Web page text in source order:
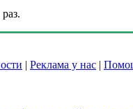
| Реклама у нас |